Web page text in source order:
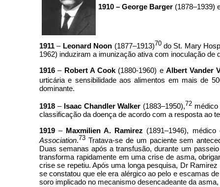
1910 – George Barger (1878–1939)
1911– Leonard Noon (1877–1913) 70do St. Mary
1962) induziram a imunização ativa com inoculação
1916 – Robert A Cook (1880-1960) e Albert Vander
urticária e sensibilidade aos alimentos em mais de
dominante.
1918 – Isaac Chandler Walker (1883–1950), 72
classificação da doença de acordo com a resposta ao
1919– Maxmilien A. Ramirez (1891–1946),
Association. 73 Tratava-se de um paciente sem
Duas semanas após a transfusão, durante um
transforma rapidamente em uma crise de asma,
crise se repetiu. Após uma longa pesquisa, Dr
se constatou que ele era alérgico ao pelo e escamas
soro implicado no mecanismo desencadeante da